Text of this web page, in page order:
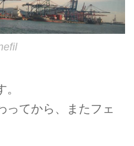
ってから、またフェ